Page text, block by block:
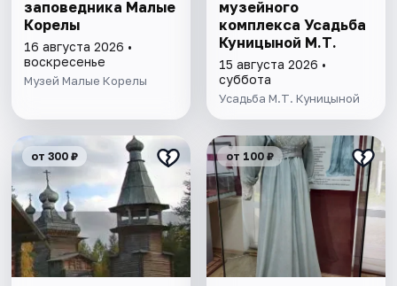
заповедника Малые
Корелы
16 августа 2026 •
воскресенье
Музей Малые Корелы
музейного
комплекса Усадьба
Куницыной М.Т.
15 августа 2026 •
суббота
Усадьба М.Т. Куницыной
от 300 ₽ от 100 ₽